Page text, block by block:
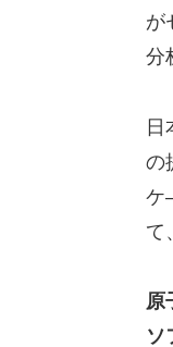
が
分
日
の
ケ
て
原
ソ